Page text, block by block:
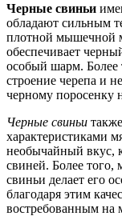
Черные свиньи
обладают сильным
плотной мышечной
обеспечивает
особый шарм. Более
строение черепа и
черному поросенку
Черные свиньи
характеристиками
необычайный вкус,
свиней. Более того,
свиньи делает его
благодаря этим
востребованным на